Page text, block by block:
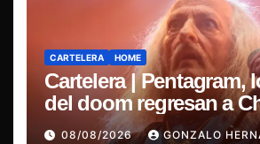
CARTELERA HOME
Cartelera | Pentagram,
del doom regresan a
última misa
08/08/2026 GONZALO